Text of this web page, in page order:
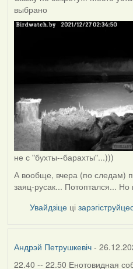
выбрано
не с "бухты--барахты"...)))
А вообще, вчера (по следам)
заяц-русак... Потоптался...
Увайдзіце ці
Андрэй Петрушкевіч-
22.40 -- 22.50 Енотовидная